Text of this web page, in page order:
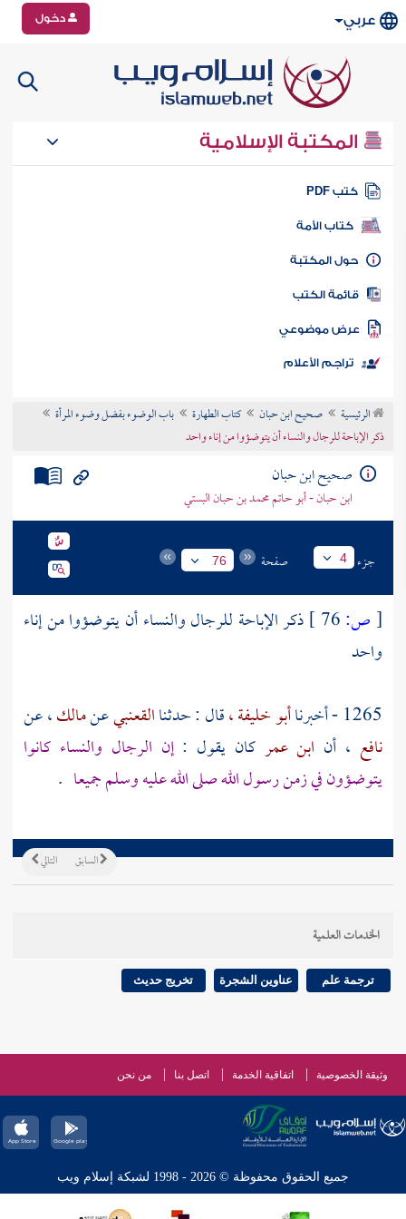
عربي دخول
المكتبة الإسلامية
كتب PDF
كتاب الأمة
المكتبة
الكتب
موضوعي
تراجم الأعلام
الرئيسية صحيح ابن حبان كتاب الطهارة
باب الوضوء بفضل وضوء المرأة
ذكر الإباحة للرجال والنساء أن يتوضؤوا من إناء واحد
صحيح ابن حبان
ابن حبان - أبو حاتم محمد بن حبان البستي
جزء 4 صفحة 76
[ص:
ذكر الإباحة للرجال والنساء أن يتوضؤوا من إناء
واحد
1265 - أخبرنا
أبو خليفة ،قال : حدثناالقعنبيعنمالك، عن
نافع ، أن ابن عمركان يقول :إن الرجال والنساء كانوا
يتوضؤون في زمن رسول الله صلى الله عليه وسلم جميعا .
التالي السابق
الخدمات العلمية
ترجمة علم عناوين الشجرة تخريج حديث
وثيقة الخصوصية اتفاقية الخدمة اتصل بنا من نحن
جميع الحقوق محفوظة © 2026 - 1998 لشبكة إسلام ويب